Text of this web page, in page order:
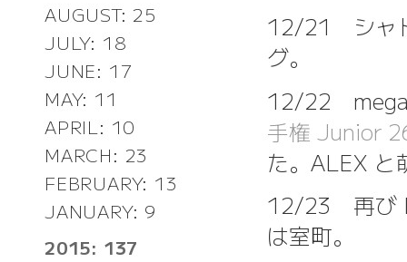
AUGUST: 25
JULY: 18
JUNE: 17
MAY: 11
APRIL: 10
MARCH: 23
FEBRUARY: 13
JANUARY: 9
2015: 137
12/21 シャ
グ。
12/22
手権 Junior
た。ALEX と
12/23 再び
は室町。